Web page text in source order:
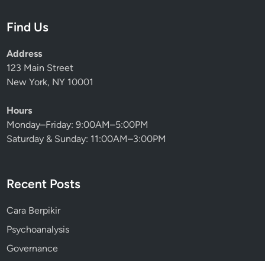
Find Us
Address
123 Main Street
New York, NY 10001
Hours
Monday–Friday: 9:00AM–5:00PM
Saturday & Sunday: 11:00AM–3:00PM
Recent Posts
Cara Berpikir
Psychoanalysis
Governance